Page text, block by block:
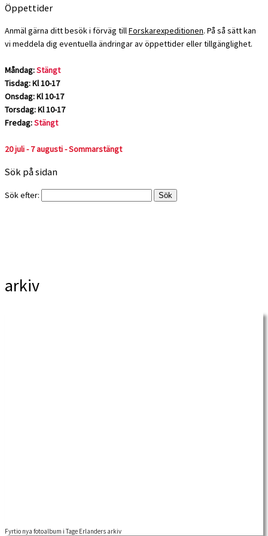
Öppettider
Anmäl gärna ditt besök i förväg tillForskarexpeditionen. På så sätt kan
vi meddela dig eventuella ändringar av öppettider eller tillgänglighet.
Måndag:Stängt
Tisdag: Kl 10-17
Onsdag: Kl 10-17
Torsdag: Kl 10-17
Fredag:Stängt
20 juli - 7 augusti - Sommarstängt
Sök på sidan
Sök efter:
arkiv
Fyrtio nya fotoalbum i Tage Erlanders arkiv